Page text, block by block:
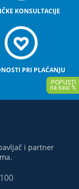
KONSULTACIJE
PRI PLAĆANJU
i partner